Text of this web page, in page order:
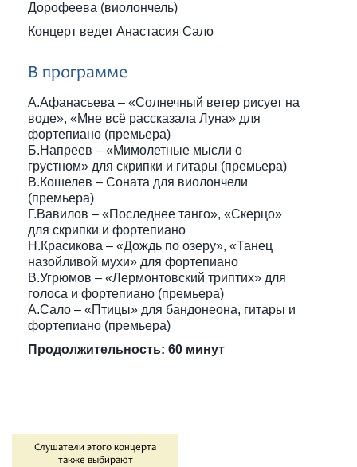
Дорофеева (виолончель)
Концерт ведет Анастасия Сало
В программе
А.Афанасьева – «Солнечный ветер рисует на
воде», «Мне всё рассказала Луна» для
фортепиано (премьера)
Б.Напреев – «Мимолетные мысли о
грустном» для скрипки и гитары (премьера)
В.Кошелев – Соната для виолончели
(премьера)
Г.Вавилов – «Последнее танго», «Скерцо»
для скрипки и фортепиано
Н.Красикова – «Дождь по озеру», «Танец
назойливой мухи» для фортепиано
В.Угрюмов – «Лермонтовский триптих» для
голоса и фортепиано (премьера)
А.Сало – «Птицы» для бандонеона, гитары и
фортепиано (премьера)
Продолжительность: 60 минут
Слушатели этого концерта
также выбирают